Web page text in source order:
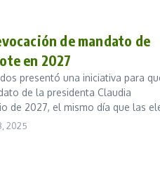
de mandato de
en 2027
presentó una iniciativa para
de la presidenta Claudia
de 2027, el mismo día que las
2025